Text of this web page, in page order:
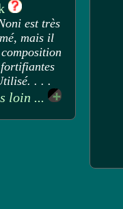
est très
mais il
. . .
loin ...